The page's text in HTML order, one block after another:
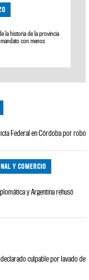
la historia de la provincia
con menos
Federal en Córdoba por robo
Y COMERCIO
y Argentina rehusó
culpable por lavado de